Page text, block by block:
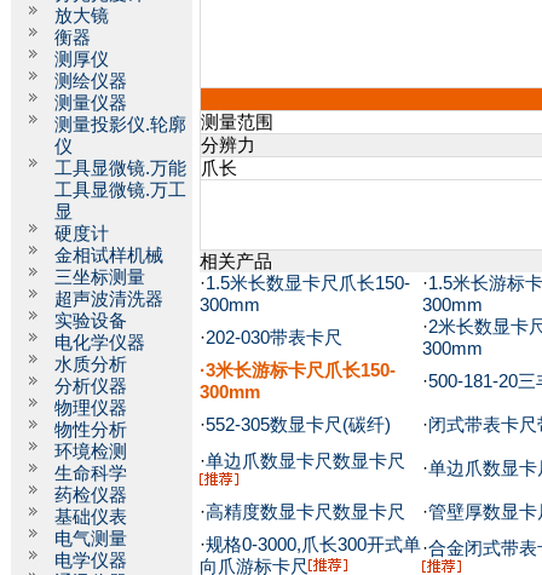
放大镜
衡器
测厚仪
测绘仪器
测量仪器
测量投影仪.轮廓
仪
工具显微镜.万能
工具显微镜.万工
显
硬度计
金相试样机械
三坐标测量
超声波清洗器
实验设备
电化学仪器
水质分析
分析仪器
物理仪器
物性分析
环境检测
生命科学
药检仪器
基础仪表
电气测量
电学仪器
测量范围
分辨力
爪长
相关产品
·1.5米长数显卡尺爪长150-
300mm
·1.5米长游标
300mm
·202-030带表卡尺
·2米长数显卡
300mm
·3米长游标卡尺爪长150-
300mm
·500-181-20
·552-305数显卡尺(碳纤) ·闭式带表卡
·单边爪数显卡尺数显卡尺 ·单边爪数显
·高精度数显卡尺数显卡尺 ·管壁厚数显
·规格0-3000,爪长300开式单
向爪游标卡尺
·合金闭式带